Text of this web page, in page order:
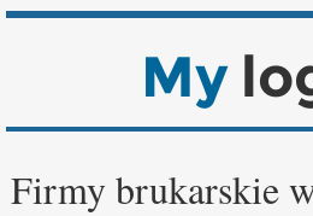
Firmy brukarskie